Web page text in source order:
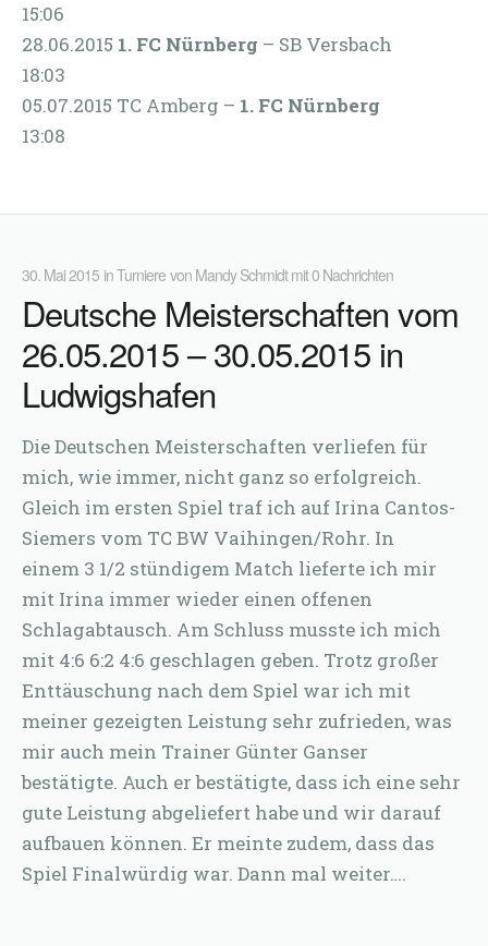
15:06
28.06.2015 1. FC Nürnberg – SB Versbach
18:03
05.07.2015 TC Amberg – 1. FC Nürnberg
13:08
30. Mai 2015 inTurniere von Mandy Schmidt mit0 Nachrichten
Deutsche Meisterschaften vom
26.05.2015 – 30.05.2015 in
Ludwigshafen
Die Deutschen Meisterschaften verliefen für
mich, wie immer, nicht ganz so erfolgreich.
Gleich im ersten Spiel traf ich auf Irina Cantos-
Siemers vom TC BW Vaihingen/Rohr. In
einem 3 1/2 stündigem Match lieferte ich mir
mit Irina immer wieder einen offenen
Schlagabtausch. Am Schluss musste ich mich
mit 4:6 6:2 4:6 geschlagen geben. Trotz großer
Enttäuschung nach dem Spiel war ich mit
meiner gezeigten Leistung sehr zufrieden, was
mir auch mein Trainer Günter Ganser
bestätigte. Auch er bestätigte, dass ich eine sehr
gute Leistung abgeliefert habe und wir darauf
aufbauen können. Er meinte zudem, dass das
Spiel Finalwürdig war. Dann mal weiter….